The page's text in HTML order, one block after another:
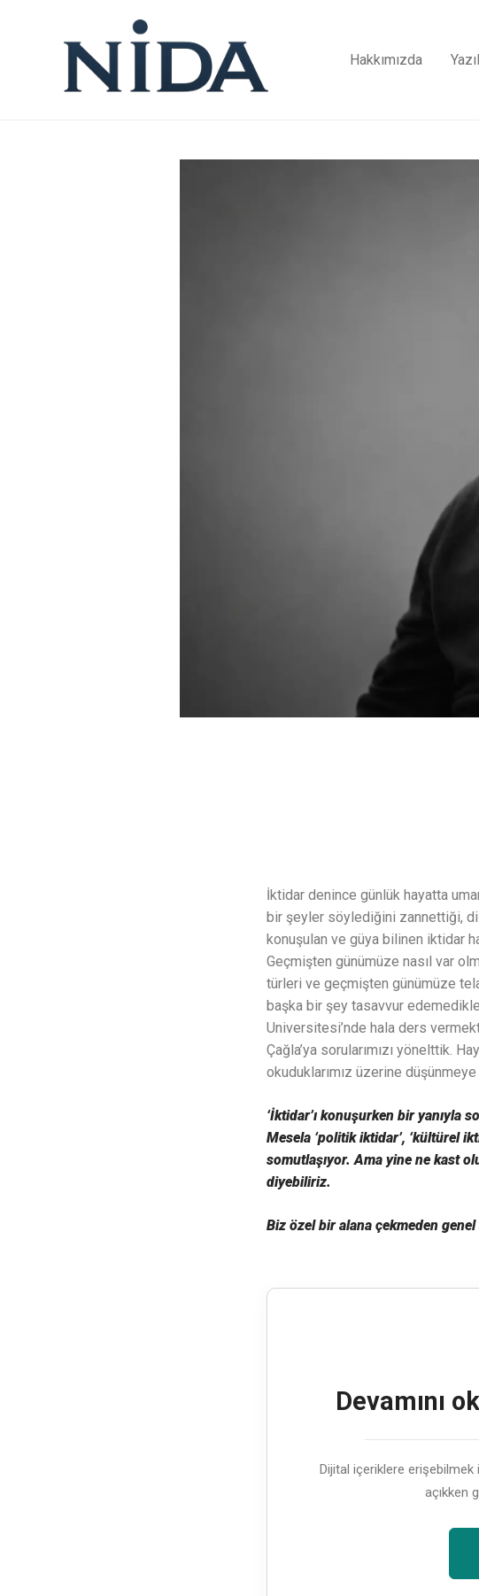
Hakkımızda
İktidar denince günlük hayatta
bir şeyler söylediğini zannettiği,
konuşulan ve güya bilinen iktidar
Geçmişten günümüze nasıl var
türleri ve geçmişten günümüze
başka bir şey tasavvur
Universitesi’nde hala ders
Çağla’ya sorularımızı yönelttik.
okuduklarımız üzerine
‘İktidar’ı konuşurken bir yanıyla
Mesela ‘politik iktidar’, ‘kültürel
somutlaşıyor. Ama yine ne kast
diyebiliriz.
Biz özel bir alana çekmeden genel
Devamını
Dijital içeriklere erişebilmek
açıkken